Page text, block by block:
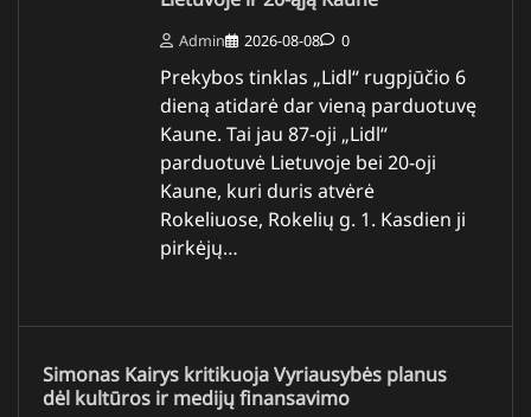
Admin 2026-08-08 0
Prekybos tinklas „Lidl“ rugpjūčio 6
dieną atidarė dar vieną parduotuvę
Kaune. Tai jau 87-oji „Lidl“
parduotuvė Lietuvoje bei 20-oji
Kaune, kuri duris atvėrė
Rokeliuose, Rokelių g. 1. Kasdien ji
pirkėjų…
Simonas Kairys kritikuoja Vyriausybės planus
dėl kultūros ir medijų finansavimo